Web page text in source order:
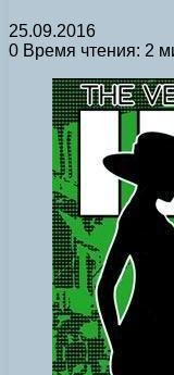
25.09.2016
0 Время чтения: 2